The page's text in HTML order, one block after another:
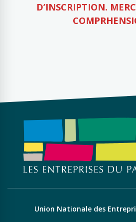
D’INSCRIPTION.
Union Nationale des